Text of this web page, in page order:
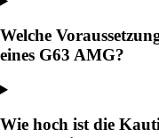
Welche
eines G63 AMG?
Wie hoch ist die